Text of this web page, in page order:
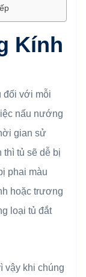
Kính
đối với mỗi
nấu nướng
gian sử
thì tủ sẽ dễ bị
phai màu
hoặc trương
loại tủ đắt
vậy khi chúng